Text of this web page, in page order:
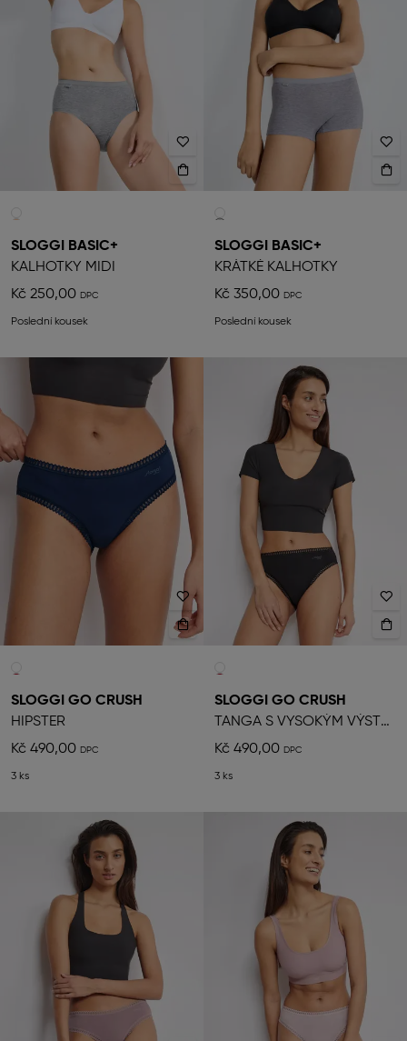
SLOGGI BASIC+
KALHOTKY MIDI
Kč 250,00
Poslední kousek
SLOGGI BASIC+
KRÁTKÉ KALHOTKY
Kč 350,00
Poslední kousek
SLOGGI GO CRUSH
HIPSTER
Kč 490,00
3 ks
SLOGGI GO CRUSH
TANGA S VYSOKÝM VÝSTŘIHEM
Kč 490,00
3 ks